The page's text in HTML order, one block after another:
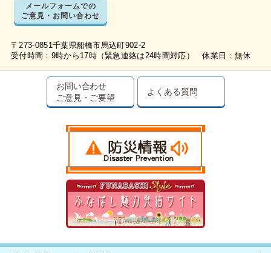
メールフォームでの
ご意見・お問い合わせ
〒273-0851千葉県船橋市馬込町902-2
受付時間：9時から17時（緊急連絡は24時間対応） 休業日：無休
お問い合わせ
ご意見・ご要望
よくある質問